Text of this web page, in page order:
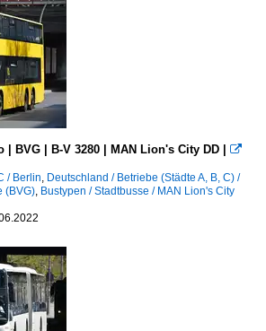
| BVG | B-V 3280 | MAN Lion's City DD | 
/ Berlin Deutschland / Betriebe (Städte A, B, C) /
(BVG) Bustypen / Stadtbusse / MAN Lion's City